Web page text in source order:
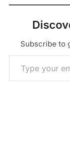
Subscribe to
Type your email…